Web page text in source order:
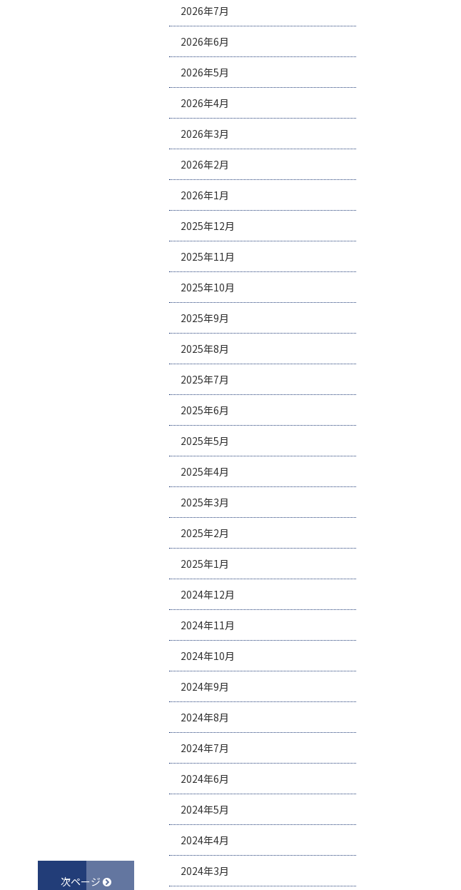
次ページ
2026年7月
2026年6月
2026年5月
2026年4月
2026年3月
2026年2月
2026年1月
2025年12月
2025年11月
2025年10月
2025年9月
2025年8月
2025年7月
2025年6月
2025年5月
2025年4月
2025年3月
2025年2月
2025年1月
2024年12月
2024年11月
2024年10月
2024年9月
2024年8月
2024年7月
2024年6月
2024年5月
2024年4月
2024年3月